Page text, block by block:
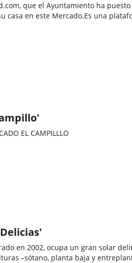
que el Ayuntamiento ha
casa en este Mercado.Es una
EL CAMPILLLO
en 2002, ocupa un gran solar
–sótano, planta baja y